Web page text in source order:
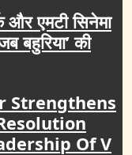
और एमटी सिनेमा
बहुरिया’ की
Strengthens
Of V